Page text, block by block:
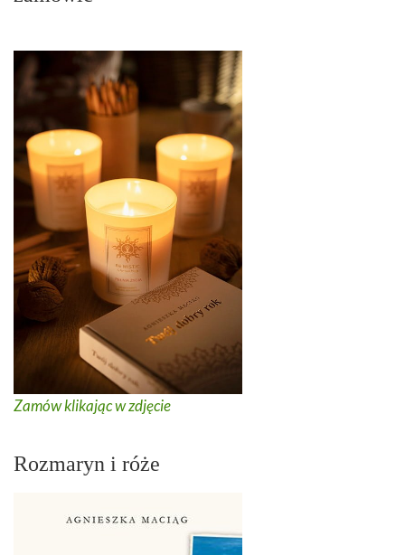
Zamów klikając w zdjęcie
Rozmaryn i róże